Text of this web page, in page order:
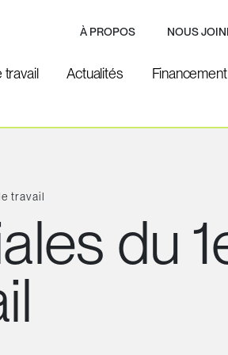
À PROPOS NOUS
travail Actualités Financement
travail
du